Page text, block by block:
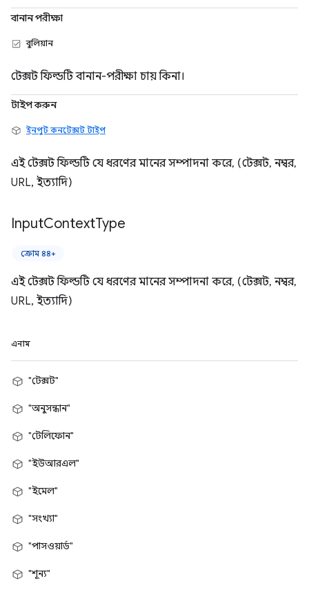
বানান পরীক্ষা
বুলিয়ান
টেক্সট ফিল্ডটি বানান-পরীক্ষা চায় কিনা।
টাইপ করুন
ইনপুট কনটেক্সট টাইপ
এই টেক্সট ফিল্ডটি যে ধরণের মানের সম্পাদনা করে, (টেক্সট, নম্বর,
URL, ইত্যাদি)
InputContextType
ক্রোম ৪৪+
এই টেক্সট ফিল্ডটি যে ধরণের মানের সম্পাদনা করে, (টেক্সট, নম্বর,
URL, ইত্যাদি)
এনাম
"টেক্সট"
"অনুসন্ধান"
"টেলিফোন"
"ইউআরএল"
"ইমেল"
"সংখ্যা"
"পাসওয়ার্ড"
"শূন্য"